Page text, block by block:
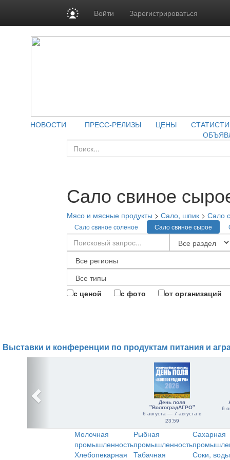
Войти Зарегистрироваться
НОВОСТИ ПРЕСС-РЕЛИЗЫ ЦЕНЫ
Сало свиное
Мясо и мясные продукты > Сало, шпик > Сало
Сало свиное соленое Сало свиное сырое
с ценой с фото от организаций
Выставки и конференции по продуктам питания и
День поля
"ВолгоградАГРО"
6 августа — 7 августа в
23:59
6
Молочная
промышленность
Рыбная
промышленность
Сахарная
Хлебопекарная
Табачная
Соки,